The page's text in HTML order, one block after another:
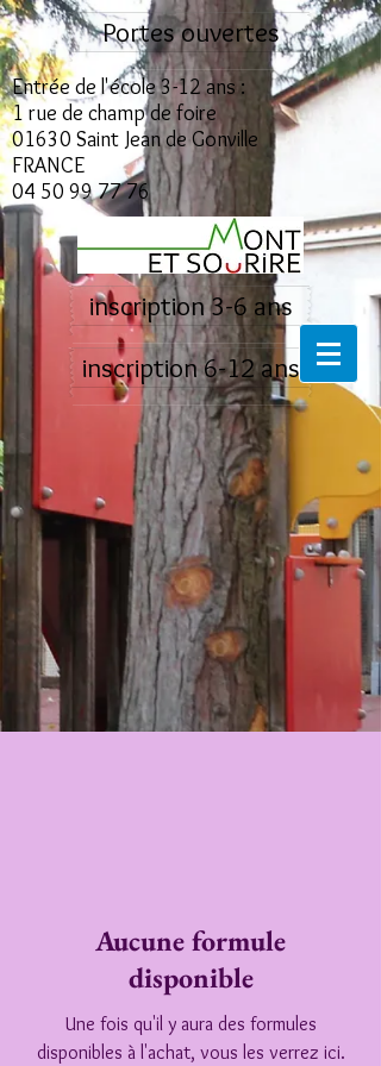
Portes ouvertes
Entrée de l'école 3-12 ans :
1 rue de champ de foire
01630 Saint Jean de Gonville
FRANCE
04 50 99 77 76
inscription 3-6 ans
inscription 6-12 ans
Aucune formule
disponible
Une fois qu'il y aura des formules
disponibles à l'achat, vous les verrez ici.